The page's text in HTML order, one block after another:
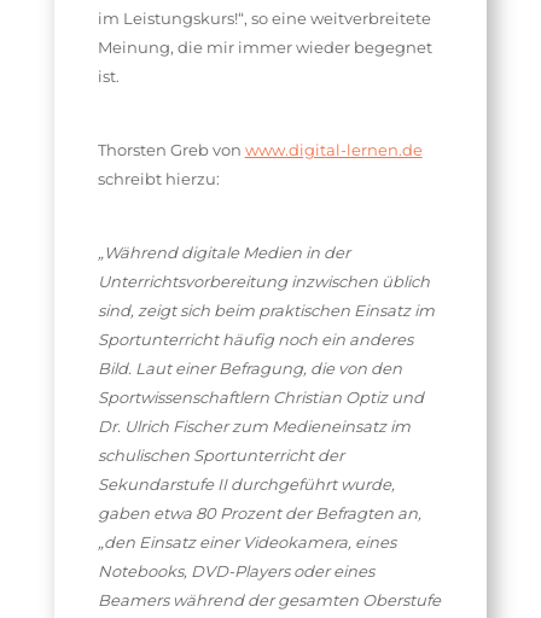
im Leistungskurs!“, so eine weitverbreitete
Meinung, die mir immer wieder begegnet
ist.
Thorsten Greb von www.digital-lernen.de
schreibt hierzu:
„Während digitale Medien in der
Unterrichtsvorbereitung inzwischen üblich
sind, zeigt sich beim praktischen Einsatz im
Sportunterricht häufig noch ein anderes
Bild. Laut einer Befragung, die von den
Sportwissenschaftlern Christian Optiz und
Dr. Ulrich Fischer zum Medieneinsatz im
schulischen Sportunterricht der
Sekundarstufe II durchgeführt wurde,
gaben etwa 80 Prozent der Befragten an,
„den Einsatz einer Videokamera, eines
Notebooks, DVD-Players oder eines
Beamers während der gesamten Oberstufe